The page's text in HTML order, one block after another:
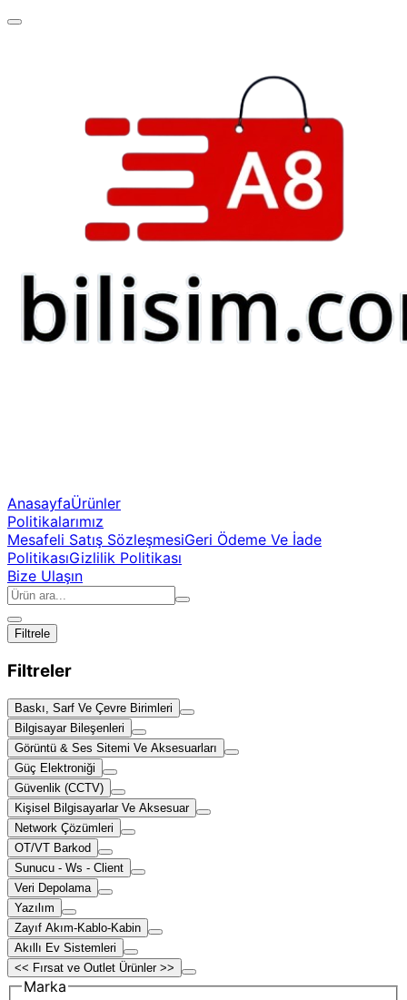
AnasayfaÜrünler
Politikalarımız
Mesafeli Satış SözleşmesiGeri Ödeme Ve İade
PolitikasıGizlilik Politikası
Bize Ulaşın
Filtrele
Filtreler
Baskı, Sarf Ve Çevre Birimleri
Bilgisayar Bileşenleri
Görüntü & Ses Sitemi Ve Aksesuarları
Güç Elektroniği
Güvenlik (CCTV)
Kişisel Bilgisayarlar Ve Aksesuar
Network Çözümleri
OT/VT Barkod
Sunucu - Ws - Client
Veri Depolama
Yazılım
Zayıf Akım-Kablo-Kabin
Akıllı Ev Sistemleri
<< Fırsat ve Outlet Ürünler >>
Marka